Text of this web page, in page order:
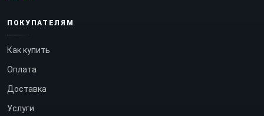
ПОКУПАТЕЛЯМ
Как купить
Оплата
Доставка
Услуги